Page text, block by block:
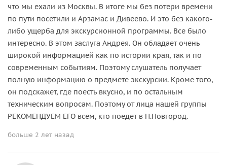
что мы ехали из Москвы. В итоге мы без потери времени
по пути посетили и Арзамас и Дивеево. И это без какого-
либо ущерба для экскурсионной программы. Все было
интересно. В этом заслуга Андрея. Он обладает очень
широкой информацией как по истории края, так и по
современным событиям. Поэтому слушатель получает
полную информацию о предмете экскурсии. Кроме того,
он подскажет, где поесть вкусно, и по остальным
техническим вопросам. Поэтому от лица нашей группы
РЕКОМЕНДУЕМ ЕГО всем, кто поедет в Н.Новгород.
больше 2 лет назад